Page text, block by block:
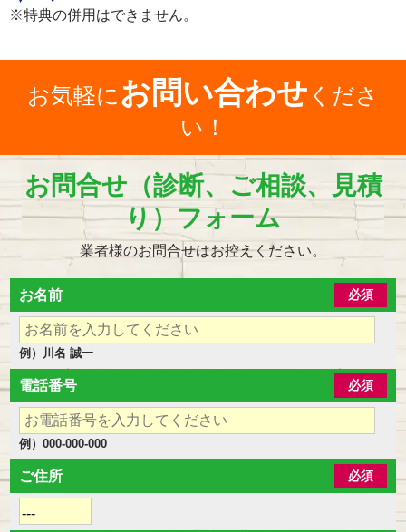
※特典の併用はできません。
お気軽に お問い合わせ くださ
い！
お問合せ（診断、ご相談、見積
り）フォーム
業者様のお問合せはお控えください。
お名前 必須
例）川名 誠一
電話番号 必須
例）000-000-000
ご住所 必須